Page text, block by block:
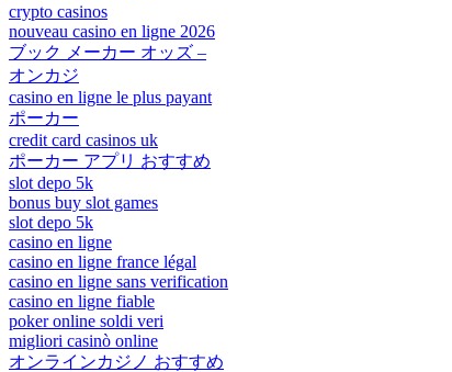
crypto casinos
nouveau casino en ligne 2026
ブック メーカー オッズ –
オンカジ
casino en ligne le plus payant
ポーカー
credit card casinos uk
ポーカー アプリ おすすめ
slot depo 5k
bonus buy slot games
slot depo 5k
casino en ligne
casino en ligne france légal
casino en ligne sans verification
casino en ligne fiable
poker online soldi veri
migliori casinò online
オンラインカジノ おすすめ